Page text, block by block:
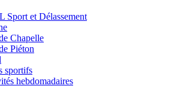
Sport et Délassement
Chapelle
Piéton
sportifs
hebdomadaires